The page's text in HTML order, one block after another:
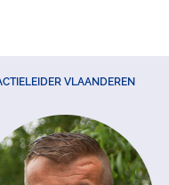
VLAANDEREN